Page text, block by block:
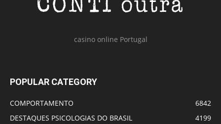
casino online Portugal
POPULAR CATEGORY
COMPORTAMENTO
6842
DESTAQUES PSICOLOGIAS DO BRASIL
4199